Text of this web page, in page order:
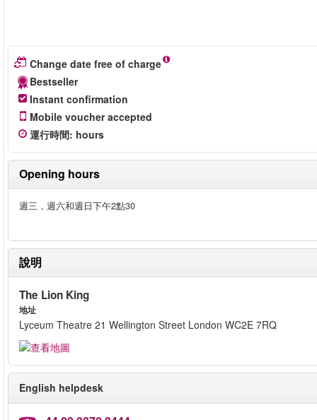
Change date free of charge
Bestseller
Instant confirmation
Mobile voucher accepted
運行時間: hours
Opening hours
週三，週六和週日下午2點30
說明
The Lion King
地址
Lyceum Theatre 21 Wellington Street London WC2E 7RQ
English helpdesk